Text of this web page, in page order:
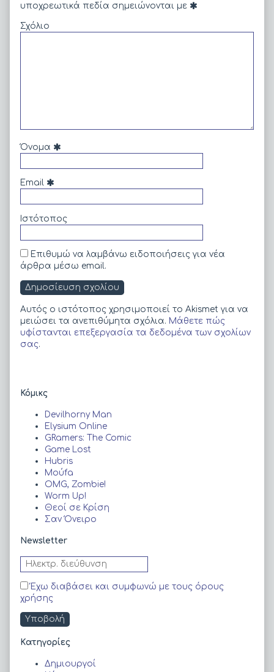
υποχρεωτικά πεδία σημειώνονται με
Σχόλιο
Όνομα
Email
Ιστότοπος
Επιθυμώ να λαμβάνω ειδοποιήσεις για νέα
άρθρα μέσω email.
Αυτός ο ιστότοπος χρησιμοποιεί το Akismet για να
μειώσει τα ανεπιθύμητα σχόλια. Μάθετε πώς
υφίστανται επεξεργασία τα δεδομένα των σχολίων
σας.
Primary
Sidebar
Κόμικς
Devilhorny Man
Elysium Online
GRamers: The Comic
Game Lost
Hubris
Moύfa
OMG, Zombie!
Worm Up!
Θεοί σε Κρίση
Σαν Όνειρο
Newsletter
Έχω διαβάσει και συμφωνώ με τους όρους
χρήσης
Kατηγορίες
Δημιουργοί